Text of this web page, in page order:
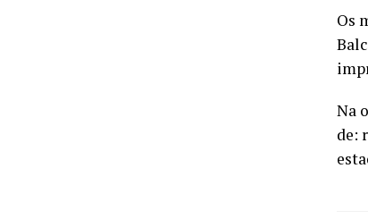
Os
Na
de: